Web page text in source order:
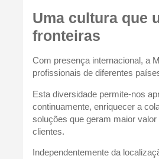
Uma cultura que
fronteiras
Com presença internacional, a
profissionais de diferentes
Esta diversidade permite-nos
continuamente, enriquecer a
soluções que geram maior
clientes.
Independentemente da